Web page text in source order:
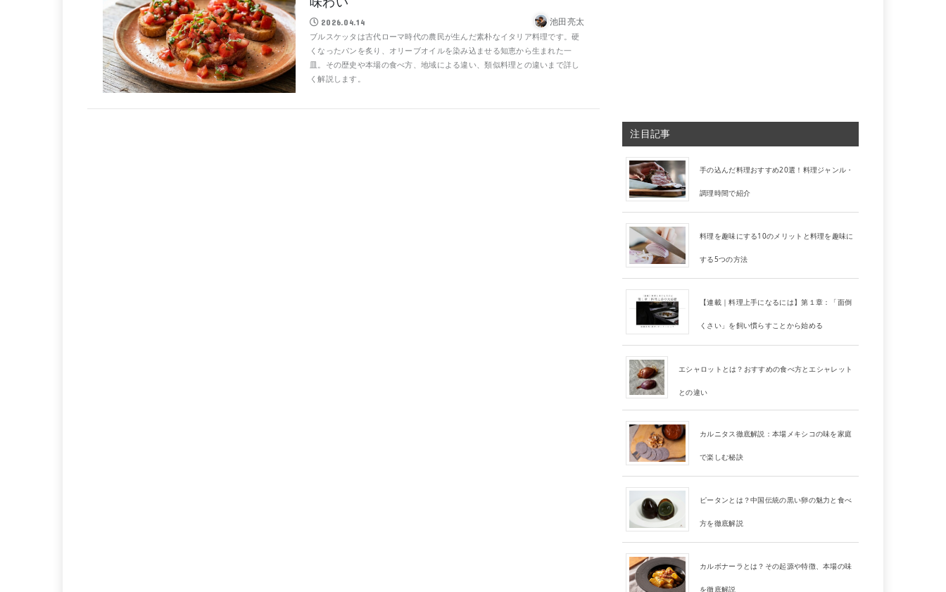
2026.04.14 池田亮太
ブルスケッタは古代ローマ時代の農民が生んだ素朴なイタリア料理です。硬
くなったパンを炙り、オリーブオイルを染み込ませる知恵から生まれた一
皿。その歴史や本場の食べ方、地域による違い、類似料理との違いまで詳し
く解説します。
注目記事
手の込んだ料理おすすめ20選！料理ジャンル・
調理時間で紹介
料理を趣味にする10のメリットと料理を趣味に
する5つの方法
【連載｜料理上手になるには】第１章：「面倒
くさい」を飼い慣らすことから始める
エシャロットとは？おすすめの食べ方とエシャレット
との違い
カルニタス徹底解説：本場メキシコの味を家庭
で楽しむ秘訣
ピータンとは？中国伝統の黒い卵の魅力と食べ
方を徹底解説
カルボナーラとは？その起源や特徴、本場の味
を徹底解説